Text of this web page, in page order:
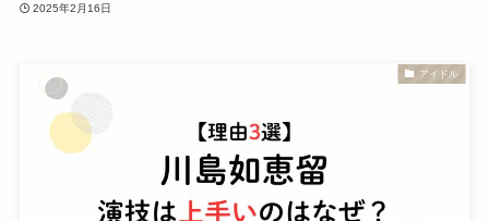
2025年2月16日
アイドル